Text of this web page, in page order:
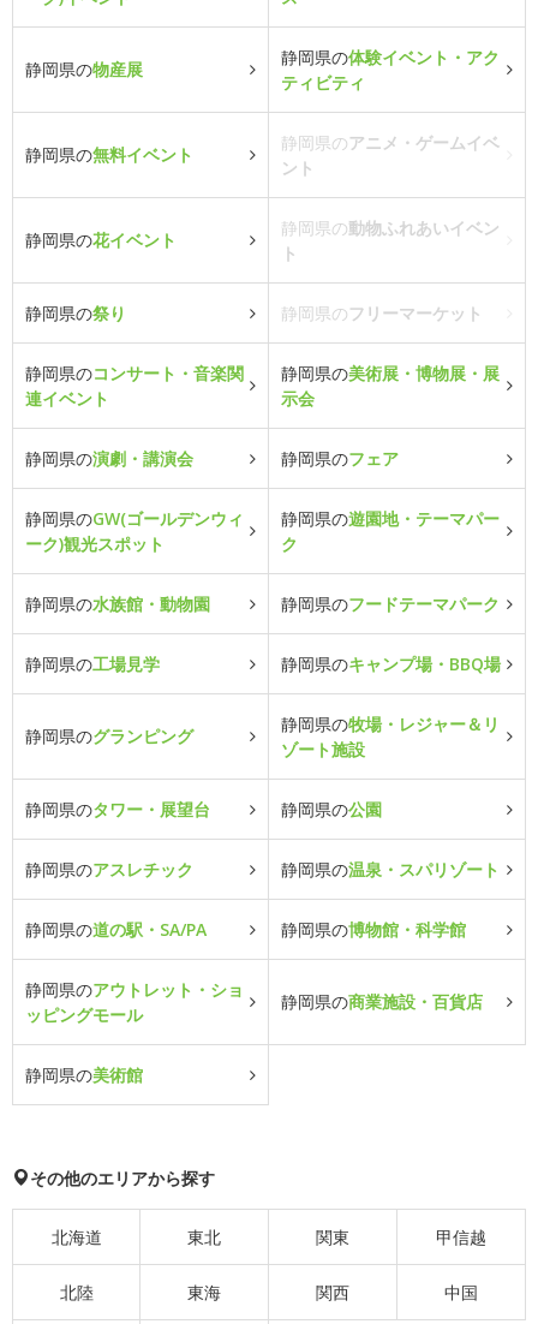
静岡県の物産展
静岡県の体験イベント・アク
ティビティ
静岡県の無料イベント
静岡県のアニメ・ゲームイベ
ント
静岡県の花イベント
静岡県の動物ふれあいイベン
ト
静岡県の祭り 静岡県のフリーマーケット
静岡県のコンサート・音楽関
連イベント
静岡県の美術展・博物展・展
示会
静岡県の演劇・講演会 静岡県のフェア
静岡県のGW(ゴールデンウィ
ーク)観光スポット
静岡県の遊園地・テーマパー
ク
静岡県の水族館・動物園 静岡県のフードテーマパーク
静岡県の工場見学 静岡県のキャンプ場・BBQ場
静岡県のグランピング
静岡県の牧場・レジャー＆リ
ゾート施設
静岡県のタワー・展望台 静岡県の公園
静岡県のアスレチック 静岡県の温泉・スパリゾート
静岡県の道の駅・SA/PA 静岡県の博物館・科学館
静岡県のアウトレット・ショ
ッピングモール
静岡県の商業施設・百貨店
静岡県の美術館
その他のエリアから探す
北海道 東北 関東 甲信越
北陸 東海 関西 中国